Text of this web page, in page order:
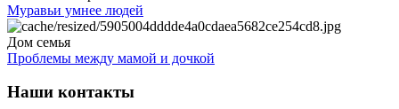
Муравьи умнее людей
Дом семья
Проблемы между мамой и дочкой
Наши контакты